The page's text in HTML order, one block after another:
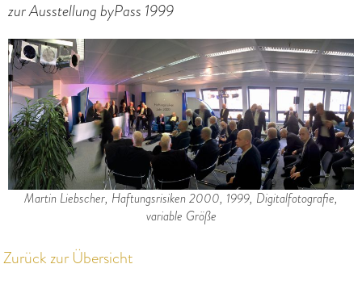
zur Ausstellung byPass 1999
Martin Liebscher, Haftungsrisiken 2000, 1999, Digitalfotografie,
variable Größe
Zurück zur Übersicht